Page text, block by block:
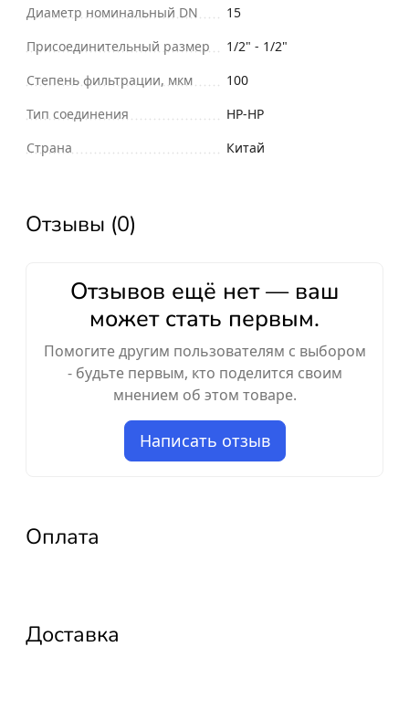
Диаметр номинальный DN
15
Присоединительный размер
1/2" - 1/2"
Степень фильтрации, мкм
100
Тип соединения
НР-НР
Страна
Китай
Отзывы (0)
Отзывов ещё нет — ваш
может стать первым.
Помогите другим пользователям с выбором
- будьте первым, кто поделится своим
мнением об этом товаре.
Написать отзыв
Оплата
Доставка